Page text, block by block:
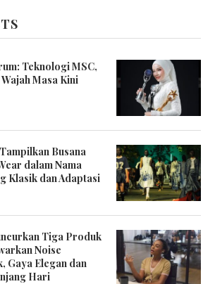
Teknologi MSC,
Masa Kini
Busana
dalam Nama
Klasik dan Adaptasi
Tiga Produk
Noise
Gaya Elegan dan
Hari